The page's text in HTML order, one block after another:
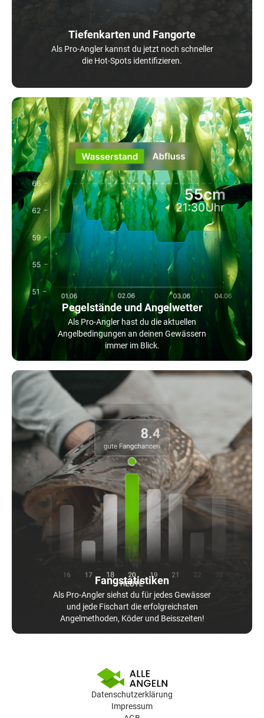
Tiefenkarten und Fangorte
Als Pro-Angler kannst du jetzt noch schneller
die Hot-Spots identifizieren.
Pegelstände und Angelwetter
Als Pro-Angler hast du die aktuellen
Angelbedingungen an deinen Gewässern
immer im Blick.
Fangstatistiken
Als Pro-Angler siehst du für jedes Gewässer
und jede Fischart die erfolgreichsten
Angelmethoden, Köder und Beisszeiten!
Datenschutzerklärung
Impressum